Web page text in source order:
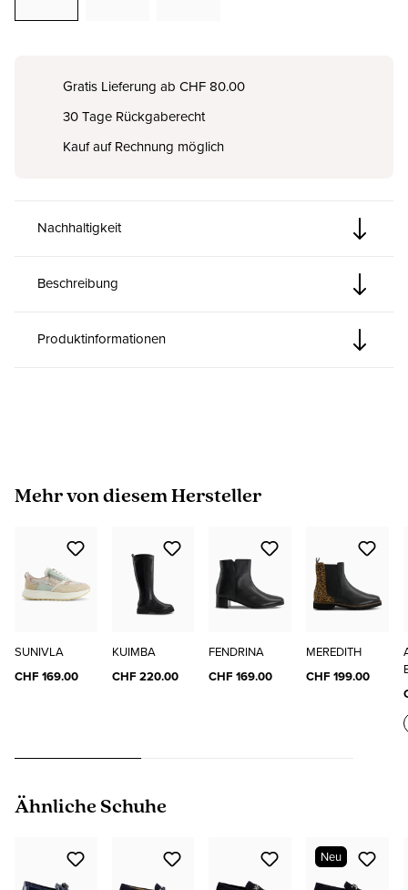
Gratis Lieferung ab CHF 80.00
30 Tage Rückgaberecht
Kauf auf Rechnung möglich
Nachhaltigkeit
Beschreibung
Produktinformationen
Produktgalerie überspringen
Mehr von diesem Hersteller
SUNIVLA
CHF 169.00
KUIMBA
CHF 220.00
FENDRINA
CHF 169.00
MEREDITH
CHF 199.00
Produktgalerie überspringen
Ähnliche Schuhe
Neu